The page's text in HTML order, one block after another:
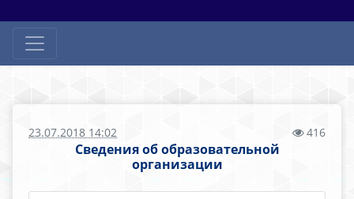
23.07.2018 14:02 416
Сведения об образовательной
организации